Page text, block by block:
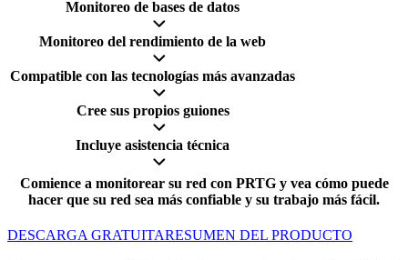
Monitoreo de bases de datos
Monitoreo del rendimiento de la web
Compatible con las tecnologías más avanzadas
Cree sus propios guiones
Incluye asistencia técnica
Comience a monitorear su red con PRTG y vea cómo puede
hacer que su red sea más confiable y su trabajo más fácil.
DESCARGA GRATUITARESUMEN DEL PRODUCTO